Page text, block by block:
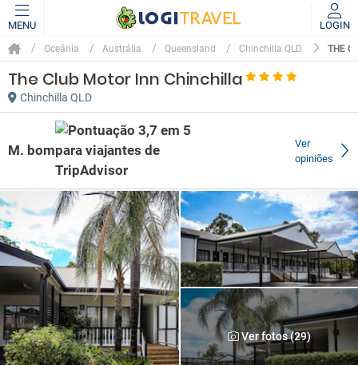
MENU LOGIN
Oceânia Austrália Queensland Chinchilla QLD THE
The Club Motor Inn Chinchilla
Chinchilla QLD
M. bom
Ver
opiniões
Ver fotos (29)